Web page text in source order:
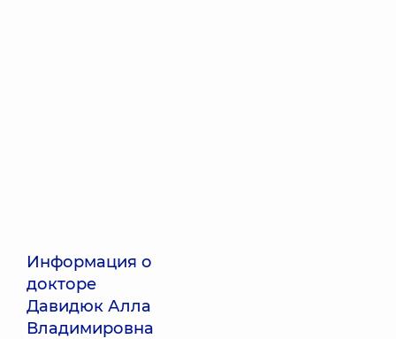
Информация о
докторе
Давидюк Алла
Владимировна